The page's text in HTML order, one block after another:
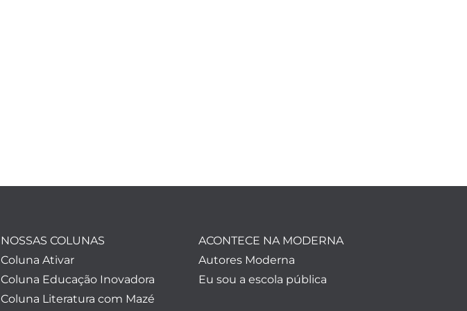
NOSSAS COLUNAS
Coluna Ativar
Coluna Educação Inovadora
Coluna Literatura com Mazé
ACONTECE NA MODERNA
Autores Moderna
Eu sou a escola pública